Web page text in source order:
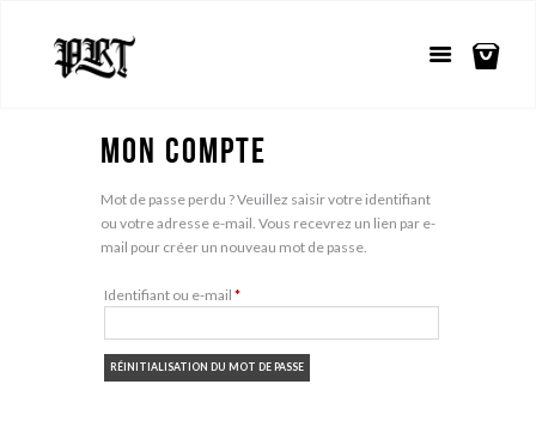
Mon Compte
Mot de passe perdu ? Veuillez saisir votre identifiant
ou votre adresse e-mail. Vous recevrez un lien par e-
mail pour créer un nouveau mot de passe.
Identifiant ou e-mail *Obligatoire
RÉINITIALISATION DU MOT DE PASSE